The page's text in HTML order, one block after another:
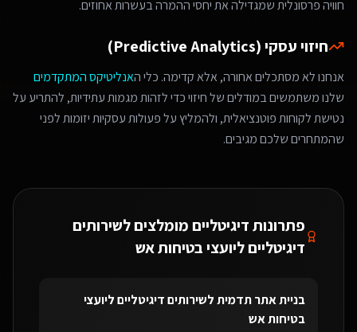
חוויה פרסונלית שמגדילה את יחסי ההמרה בעשרות אחוזים.
חיזוי עסקי (Predictive Analytics)
אנחנו לא מסתכלים אחורה, אלא קדימה. כלי האנליטיקס המתקדמים
שלנו משתמשים במודלים של חיזוי כדי לזהות מגמות עתידיות, להתריע על
נטישת לקוחות פוטנציאלית, ולהמליץ על פעולות עסקיות יזומות לפני
שהמתחרים שלכם מגיבים.
פתרונות דיגיטליים מומלצים לשירותים
דיגיטליים ליועצי בטיחות אש
בניית אתר תדמיתלשירותים דיגיטליים ליועצי
בטיחות אש